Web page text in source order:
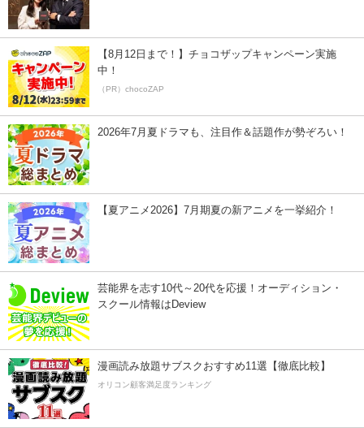
【8月12日まで！】チョコザップキャンペーン実施
中！
（PR）chocoZAP
2026年7月夏ドラマも、注目作＆話題作が勢ぞろい！
【夏アニメ2026】7月期夏の新アニメを一挙紹介！
芸能界を志す10代～20代を応援！オーディション・
スクール情報はDeview
漫画読み放題サブスクおすすめ11選【徹底比較】
オリコン顧客満足度ランキング